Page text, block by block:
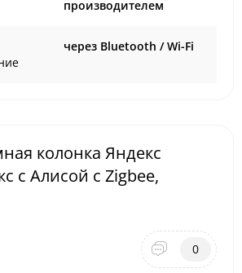
производителем
через Bluetooth / Wi-Fi
колонка Яндекс
c Алисой с Zigbee,
0